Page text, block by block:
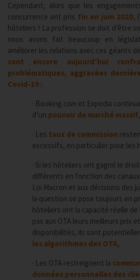
Cependant, alors que les
concurrence ont pris fin en juin 2020,
hôteliers ! La profession se doit d’être
nous avons fait beaucoup en
améliorer les relations avec ces géants
sont encore aujourd’hui
problématiques, aggravées
Covid-19 :
· Booking.com et Expedia
d’un pouvoir de marché massif,
· Les taux de commission
excessifs, en particulier pour les
· Si les hôteliers ont gagné le
différents en fonction des
Loi Macron et aux décisions des
la question se pose toujours en
hôteliers ont la capacité réelle de
pas aux OTA leurs meilleurs prix
disponibilités, ils sont
les algorithmes des OTA,
· Les OTA restreignent la
données personnelles des